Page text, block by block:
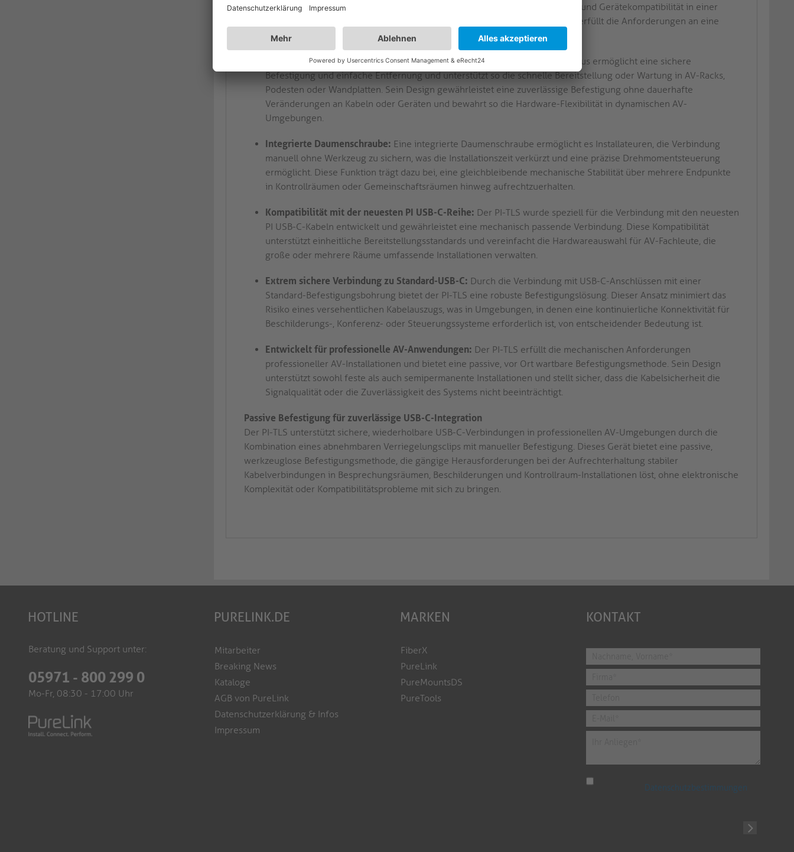
Elektronikkomponenten eingebaut werden müssen, wodurch die Signalintegrität und Gerätekompatibilität in einer
Reihe von professionellen AV-Anwendungen gewährleistet bleibt. Diese Lösung erfüllt die Anforderungen an eine
zuverlässige Kabelbefestigung in festen und semipermanenten Installationen.
Einzigartiger abnehmbarer Sicherungsclip:Der Sicherungsclip-Mechanismus ermöglicht eine sichere
Befestigung und einfache Entfernung und unterstützt so die schnelle Bereitstellung oder Wartung in AV-Racks,
Podesten oder Wandplatten. Sein Design gewährleistet eine zuverlässige Befestigung ohne dauerhafte
Veränderungen an Kabeln oder Geräten und bewahrt so die Hardware-Flexibilität in dynamischen AV-
Umgebungen.
Integrierte Daumenschraube: Eine integrierte Daumenschraube ermöglicht es Installateuren, die Verbindung
manuell ohne Werkzeug zu sichern, was die Installationszeit verkürzt und eine präzise Drehmomentsteuerung
ermöglicht. Diese Funktion trägt dazu bei, eine gleichbleibende mechanische Stabilität über mehrere Endpunkte
in Kontrollräumen oder Gemeinschaftsräumen hinweg aufrechtzuerhalten.
Kompatibilität mit der neuesten PI USB-C-Reihe: Der PI-TLS wurde speziell für die Verbindung mit den neuesten
PI USB-C-Kabeln entwickelt und gewährleistet eine mechanisch passende Verbindung. Diese Kompatibilität
unterstützt einheitliche Bereitstellungsstandards und vereinfacht die Hardwareauswahl für AV-Fachleute, die
große oder mehrere Räume umfassende Installationen verwalten.
Extrem sichere Verbindung zu Standard-USB-C: Durch die Verbindung mit USB-C-Anschlüssen mit einer
Standard-Befestigungsbohrung bietet der PI-TLS eine robuste Befestigungslösung. Dieser Ansatz minimiert das
Risiko eines versehentlichen Kabelauszugs, was in Umgebungen, in denen eine kontinuierliche Konnektivität für
Beschilderungs-, Konferenz- oder Steuerungssysteme erforderlich ist, von entscheidender Bedeutung ist.
Entwickelt für professionelle AV-Anwendungen: Der PI-TLS erfüllt die mechanischen Anforderungen
professioneller AV-Installationen und bietet eine passive, vor Ort wartbare Befestigungsmethode. Sein Design
unterstützt sowohl feste als auch semipermanente Installationen und stellt sicher, dass die Kabelsicherheit die
Signalqualität oder die Zuverlässigkeit des Systems nicht beeinträchtigt.
Passive Befestigung für zuverlässige USB-C-Integration
Der PI-TLS unterstützt sichere, wiederholbare USB-C-Verbindungen in professionellen AV-Umgebungen durch die
Kombination eines abnehmbaren Verriegelungsclips mit manueller Befestigung. Dieses Gerät bietet eine passive,
werkzeuglose Befestigungsmethode, die gängige Herausforderungen bei der Aufrechterhaltung stabiler
Kabelverbindungen in Besprechungsräumen, Beschilderungen und Kontrollraum-Installationen löst, ohne elektronische
Komplexität oder Kompatibilitätsprobleme mit sich zu bringen.
HOTLINE
Beratung und Support unter:
05971 - 800 299 0
Mo-Fr, 08:30 - 17:00 Uhr
PURELINK.DE
Mitarbeiter
Breaking News
Kataloge
AGB von PureLink
Datenschutzerklärung & Infos
Impressum
MARKEN
FiberX
PureLink
PureMountsDS
PureTools
KONTAKT
Datenschutzbestimmungen